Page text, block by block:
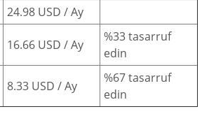
24.98 USD / Ay
16.66 USD / Ay
%33 tasarruf
edin
8.33 USD / Ay
%67 tasarruf
edin